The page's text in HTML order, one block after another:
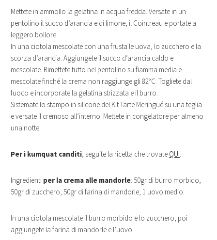
Mettete in ammollo la gelatina in acqua fredda. Versate in un
pentolino il succo d’arancia e di limone, il Cointreau e portate a
leggero bollore.
In una ciotola mescolate con una frusta le uova, lo zucchero e la
scorza d’arancia. Aggiungete il succo d’arancia caldo e
mescolate. Rimettete tutto nel pentolino su fiamma media e
mescolate finché la crema non raggiunge gli 82°C. Togliete dal
fuoco e incorporate la gelatina strizzata e il burro.
Sistemate lo stampo in silicone del Kit Tarte Meringué su una teglia
e versate il cremoso all’interno. Mettete in congelatore per almeno
una notte.
Per i kumquat canditi, seguite la ricetta che trovate QUI.
Ingredienti per la crema alle mandorle: 50gr di burro morbido,
50gr di zucchero, 50gr di farina di mandorle, 1 uovo medio.
In una ciotola mescolate il burro morbido e lo zucchero, poi
aggiungete la farina di mandorle e l’uovo.